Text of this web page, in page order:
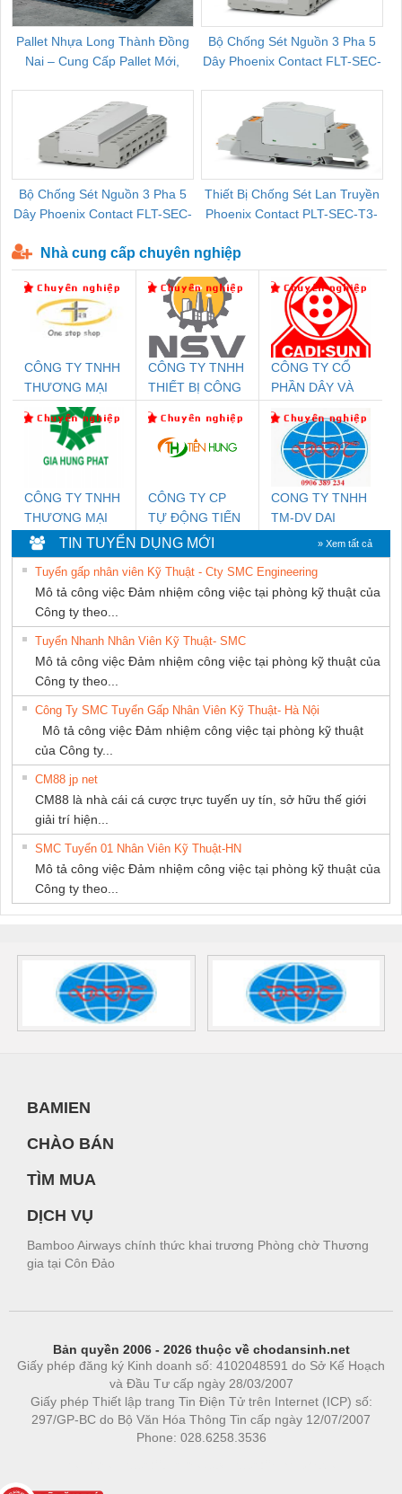
Pallet Nhựa Long Thành Đồng
Nai – Cung Cấp Pallet Mới,
Bộ Chống Sét Nguồn 3 Pha 5
Dây Phoenix Contact FLT-SEC-
Bộ Chống Sét Nguồn 3 Pha 5
Dây Phoenix Contact FLT-SEC-
Thiết Bị Chống Sét Lan Truyền
Phoenix Contact PLT-SEC-T3-
Nhà cung cấp chuyên nghiệp
CÔNG TY TNHH
THƯƠNG MẠI
THIÊN ÂN VIỆT
NAM
CÔNG TY TNHH
THIẾT BỊ CÔNG
SETSUBI VIỆT
NAM
CÔNG TY CỔ
PHẦN DÂY VÀ
THƯỢNG ĐÌNH
CÔNG TY TNHH
THƯƠNG MẠI
DỊCH VỤ KỸ
THUẬT ĐIỆN CƠ
GIA HƯNG PHÁT
CÔNG TY CP
TỰ ĐỘNG TIẾN
HƯNG
CONG TY TNHH
TM-DV DAI
DONG THANH
TIN TUYỂN DỤNG MỚI » Xem tất cả
Tuyển gấp nhân viên Kỹ Thuật - Cty SMC Engineering
Mô tả công việc Đảm nhiệm công việc tại phòng kỹ thuật của
Công ty theo...
Tuyển Nhanh Nhân Viên Kỹ Thuật- SMC
Mô tả công việc Đảm nhiệm công việc tại phòng kỹ thuật của
Công ty theo...
Công Ty SMC Tuyển Gấp Nhân Viên Kỹ Thuật- Hà Nội
Mô tả công việc Đảm nhiệm công việc tại phòng kỹ thuật
của Công ty...
CM88 jp net
CM88 là nhà cái cá cược trực tuyến uy tín, sở hữu thế giới
giải trí hiện...
SMC Tuyển 01 Nhân Viên Kỹ Thuật-HN
Mô tả công việc Đảm nhiệm công việc tại phòng kỹ thuật của
Công ty theo...
BAMIEN
CHÀO BÁN
TÌM MUA
DỊCH VỤ
Bamboo Airways chính thức khai trương Phòng chờ Thương
gia tại Côn Đảo
Bản quyền 2006 - 2026 thuộc về chodansinh.net
Giấy phép đăng ký Kinh doanh số: 4102048591 do Sở Kế Hoạch
và Đầu Tư cấp ngày 28/03/2007
Giấy phép Thiết lập trang Tin Điện Tử trên Internet (ICP) số:
297/GP-BC do Bộ Văn Hóa Thông Tin cấp ngày 12/07/2007
Phone: 028.6258.3536